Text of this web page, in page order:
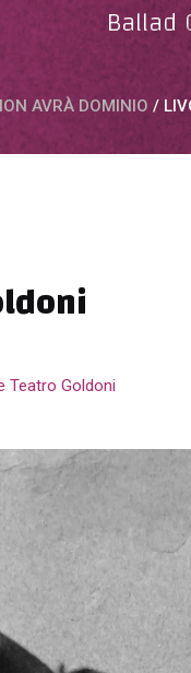
Ballad
AVRÀ DOMINIO /
Teatro Goldoni